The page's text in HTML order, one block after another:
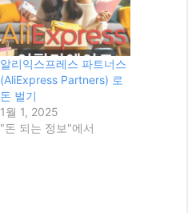
알리익스프레스 파트너스
(AliExpress Partners) 로
돈 벌기
1월 1, 2025
"돈 되는 정보"에서